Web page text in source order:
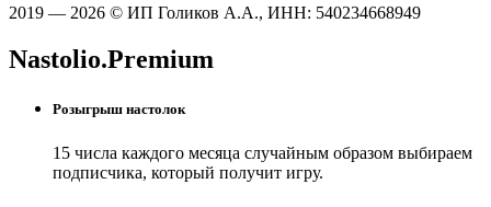
2019 — 2026 © ИП Голиков А.А., ИНН: 540234668949
Nastolio.Premium
Розыгрыш настолок
15 числа каждого месяца случайным образом выбираем
подписчика, который получит игру.